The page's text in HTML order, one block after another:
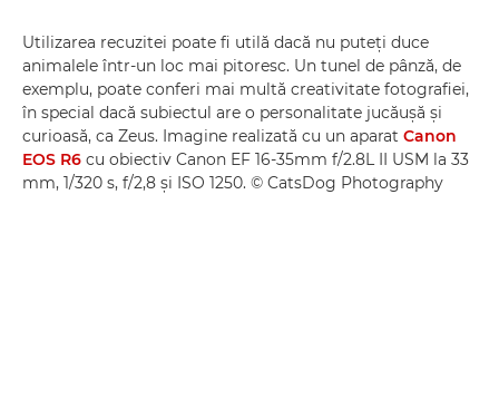
Utilizarea recuzitei poate fi utilă dacă nu puteţi duce
animalele într-un loc mai pitoresc. Un tunel de pânză, de
exemplu, poate conferi mai multă creativitate fotografiei,
în special dacă subiectul are o personalitate jucăuşă şi
curioasă, ca Zeus. Imagine realizată cu un aparat Canon
EOS R6 cu obiectiv Canon EF 16-35mm f/2.8L II USM la 33
mm, 1/320 s, f/2,8 şi ISO 1250. © CatsDog Photography